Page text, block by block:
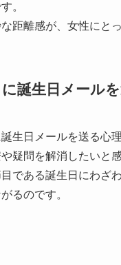
。
距離感が、女性にと
誕生日メール
生日メールを送る心
疑問を解消したいと
である誕生日にわざ
るのです。